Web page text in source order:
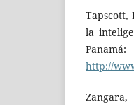
Tapscott,
la
http://